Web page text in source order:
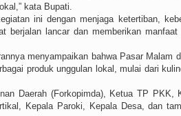
kata Bupati.
ini dengan menjaga ketertiban,
berjalan lancar dan memberikan
menyampaikan bahwa Pasar Malam
produk unggulan lokal, mulai dari
Daerah (Forkopimda), Ketua TP PKK,
Kepala Paroki, Kepala Desa, dan